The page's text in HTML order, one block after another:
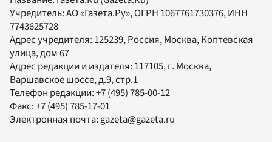
Учредитель:АО «Газета.Ру», ОГРН 1067761730376, ИНН
7743625728
Адрес учредителя: 125239, Россия, Москва, Коптевская
улица, дом 67
Адрес редакции и издателя: 117105, г. Москва,
Варшавское шоссе, д.9, стр.1
Телефон редакции:+7 (495) 785-00-12
Факс:+7 (495) 785-17-01
Электронная почта: gazeta@gazeta.ru